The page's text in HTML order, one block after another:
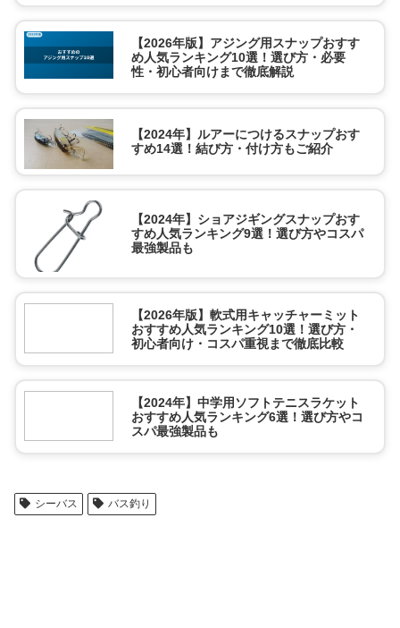
【2026年版】アジング用スナップおすす
め人気ランキング10選！選び方・必要
性・初心者向けまで徹底解説
【2024年】ルアーにつけるスナップおす
すめ14選！結び方・付け方もご紹介
【2024年】ショアジギングスナップおす
すめ人気ランキング9選！選び方やコスパ
最強製品も
【2026年版】軟式用キャッチャーミット
おすすめ人気ランキング10選！選び方・
初心者向け・コスパ重視まで徹底比較
【2024年】中学用ソフトテニスラケット
おすすめ人気ランキング6選！選び方やコ
スパ最強製品も
シーバス バス釣り